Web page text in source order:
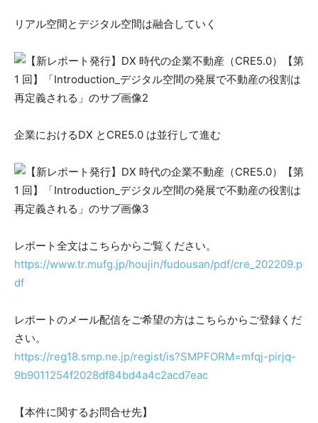
リアル空間とデジタル空間は融合していく
企業におけるDX とCRE5.0 は並行して進む
レポート全文はこちらからご覧ください。
https://www.tr.mufg.jp/houjin/fudousan/pdf/cre_202209.p
df
レポートのメール配信をご希望の方はこちらからご登録くだ
さい。
https://reg18.smp.ne.jp/regist/is?SMPFORM=mfqj-pirjq-
9b9011254f2028df84bd4a4c2acd7eac
【本件に関するお問合せ先】